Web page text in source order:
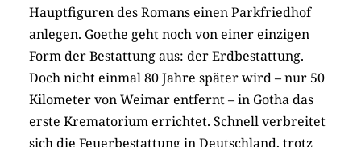
Hauptfiguren des Romans einen Parkfriedhof
anlegen. Goethe geht noch von einer einzigen
Form der Bestattung aus: der Erdbestattung.
Doch nicht einmal 80 Jahre später wird – nur 50
Kilometer von Weimar entfernt – in Gotha das
erste Krematorium errichtet. Schnell verbreitet
sich die Feuerbestattung in Deutschland, trotz